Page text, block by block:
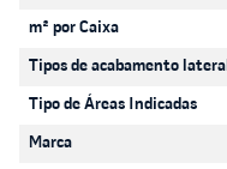
m² por Caixa
Tipos de acabamento lateral
Tipo de Áreas Indicadas
Marca